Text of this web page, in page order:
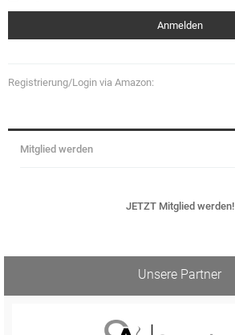
Registrierung/Login via Amazon:
Mitglied werden
JETZT Mitglied werden!
Unsere Partner